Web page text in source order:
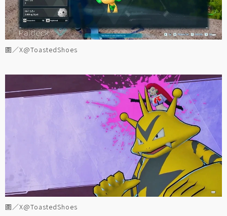
圖／X@ToastedShoes
圖／X@ToastedShoes